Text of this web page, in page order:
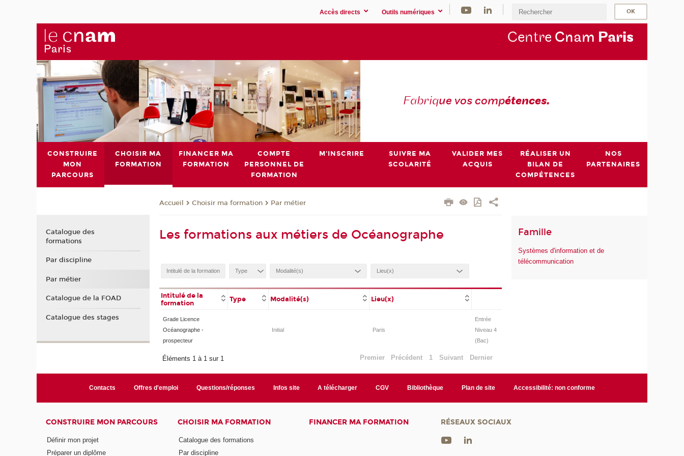
Accès directs Outils numériques
Centre Cnam Paris
Fabrique vos compétences.
CONSTRUIRE
MON
PARCOURS
CHOISIR MA
FORMATION
FINANCER MA
FORMATION
COMPTE
PERSONNEL DE
FORMATION
M'INSCRIRE
SUIVRE MA
SCOLARITÉ
VALIDER MES
ACQUIS
RÉALISER UN
BILAN DE
COMPÉTENCES
NOS
PARTENAIRES
Accueil Choisir ma formation Par métier
Les formations aux métiers de Océanographe
Intitulé de la
formation
Type Modalité(s) Lieu(x)
Grade Licence
Océanographe -
prospecteur
Initial Paris
Entrée
Niveau 4
(Bac)
Éléments 1 à 1 sur 1 Premier Précédent 1 Suivant Dernier
Famille
Systèmes d'information et de
télécommunication
Catalogue des
formations
Par discipline
Par métier
Catalogue de la FOAD
Catalogue des stages
Contacts Offres d'emploi Questions/réponses Infos site A télécharger CGV Bibliothèque Plan de site Accessibilité: non conforme
CONSTRUIRE MON PARCOURS
Définir mon projet
Préparer un diplôme
CHOISIR MA FORMATION
Catalogue des formations
Par discipline
FINANCER MA FORMATION RÉSEAUX SOCIAUX